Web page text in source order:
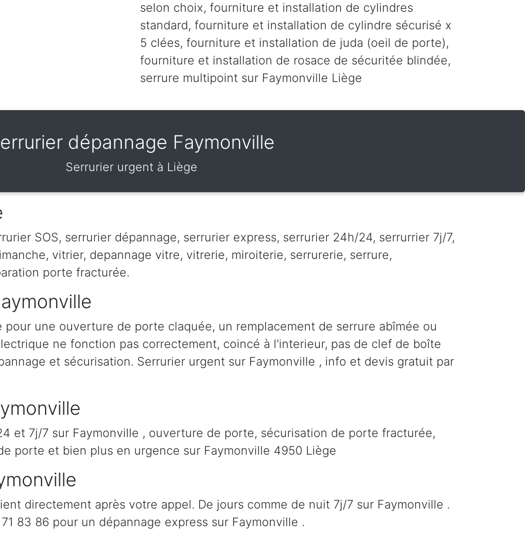
selon choix, fourniture et installation de cylindres
standard, fourniture et installation de cylindre sécurisé x
5 clées, fourniture et installation de juda (oeil de porte),
fourniture et installation de rosace de sécuritée blindée,
serrure multipoint sur Faymonville Liège
dépannage Faymonville
Serrurier urgent à Liège
SOS, serrurier dépannage, serrurier express, serrurier 24h/24, serrurrier 7j/7,
vitrier, depannage vitre, vitrerie, miroiterie, serrurerie, serrure,
porte fracturée.
une ouverture de porte claquée, un remplacement de serrure abîmée ou
ne fonction pas correctement, coincé à l'interieur, pas de clef de boîte
et sécurisation. Serrurier urgent sur Faymonville , info et devis gratuit par
et 7j/7 sur Faymonville , ouverture de porte, sécurisation de porte fracturée,
porte et bien plus en urgence sur Faymonville 4950 Liège
directement après votre appel. De jours comme de nuit 7j/7 sur Faymonville .
83 86 pour un dépannage express sur Faymonville .